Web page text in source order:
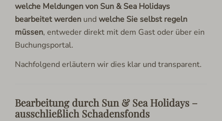
welche Meldungen von Sun & Sea Holidays
bearbeitet werden undwelche Sie selbst regeln
müssen, entweder direkt mit dem Gast oder über ein
Buchungsportal.
Nachfolgend erläutern wir dies klar und transparent.
Bearbeitung durch Sun & Sea Holidays –
ausschließlich Schadensfonds